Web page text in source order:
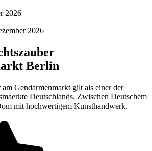
2026
2026
Berlin
Gendarmenmarkt gilt als einer der
Deutschlands. Zwischen Deutschem
mit hochwertigem Kunsthandwerk.